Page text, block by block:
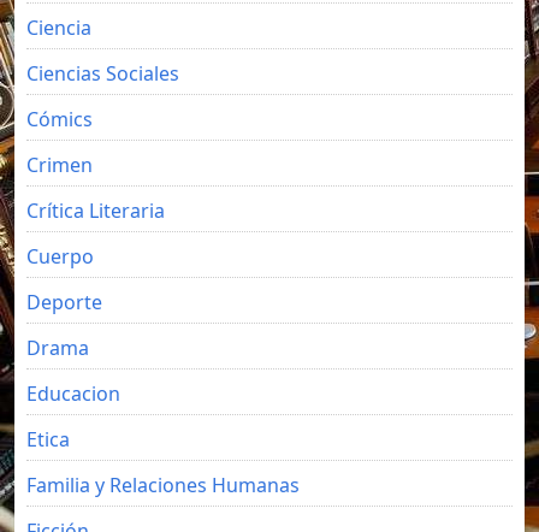
Ciencia
Ciencias Sociales
Cómics
Crimen
Crítica Literaria
Cuerpo
Deporte
Drama
Educacion
Etica
Familia y Relaciones Humanas